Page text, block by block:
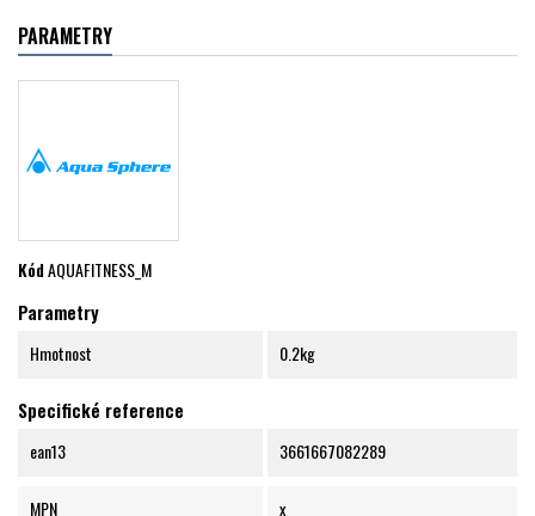
PARAMETRY
KódAQUAFITNESS_M
Parametry
Hmotnost 0.2kg
Specifické reference
ean13 3661667082289
MPN x